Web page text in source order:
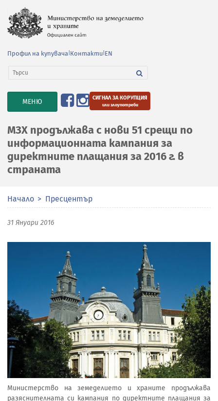
Профил на купувача Контакти EN
TOGGLE
NAVIGATION
МЕНЮ СИГНАЛ ЗА КОРУПЦИЯ
или злоупотреби
МЗХ продължава с нови 51 срещи по
информационната кампания за
директните плащания за 2016 г. в
страната
Начало Пресцентър
31 Януари 2016
Министерство на земеделието и храните продължава
разяснителната си кампания по директните плащания за